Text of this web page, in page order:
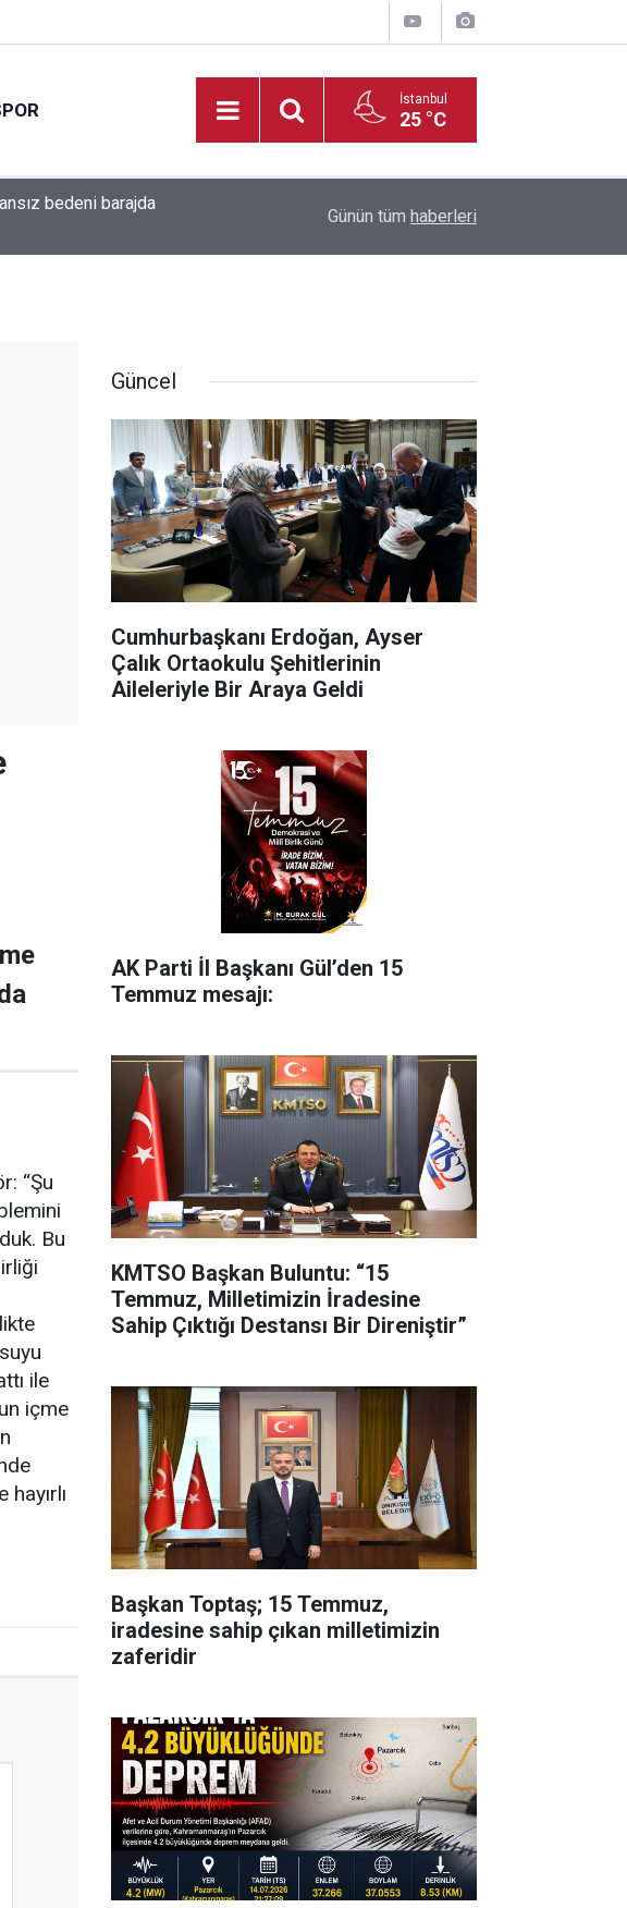
İstanbul
25 °C
Madrigal, Perşembe Günü KAFUM’da Sahne
Günün tüm haberleri
“Şu
Bu
ile
içme
Güncel
Cumhurbaşkanı Erdoğan, Ayser
Çalık Ortaokulu Şehitlerinin
Aileleriyle Bir Araya Geldi
AK Parti İl Başkanı Gül’den 15
Temmuz mesajı:
KMTSO Başkan Buluntu: “15
Temmuz, Milletimizin İradesine
Sahip Çıktığı Destansı Bir Direniştir”
Başkan Toptaş; 15 Temmuz,
iradesine sahip çıkan milletimizin
zaferidir